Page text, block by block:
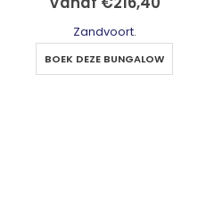
Zandvoort.
BOEK DEZE BUNGALOW